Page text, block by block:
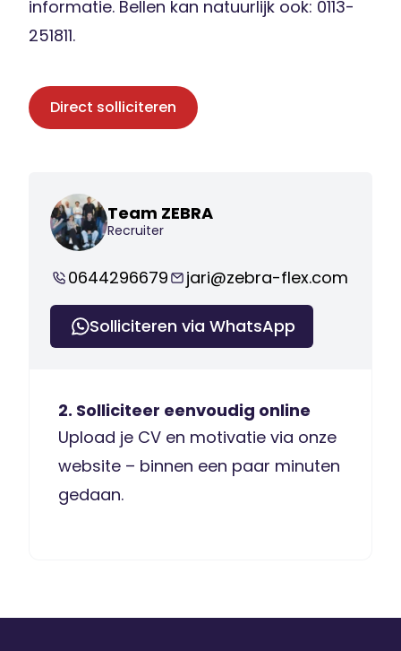
informatie. Bellen kan natuurlijk ook: 0113-
251811.
Direct solliciteren
Team ZEBRA
Recruiter
0644296679 jari@zebra-flex.com
Solliciteren via WhatsApp
2. Solliciteer eenvoudig online
Upload je CV en motivatie via onze
website – binnen een paar minuten
gedaan.